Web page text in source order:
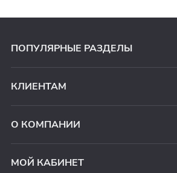
ПОПУЛЯРНЫЕ РАЗДЕЛЫ
КЛИЕНТАМ
О КОМПАНИИ
МОЙ КАБИНЕТ